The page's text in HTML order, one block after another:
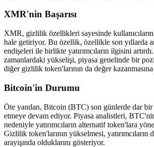
XMR'nin Başarısı
XMR, gizlilik özellikleri sayesinde
hale getiriyor. Bu özellik, özellikle son yıllarda
endişeleri ile birlikte yatırımcıların ilgisini
zamanlardaki yükselişi, piyasa genelinde bir
diğer gizlilik token'larının da değer
Bitcoin'in Durumu
Öte yandan, Bitcoin (BTC) son günlerde dar bir
etmeye devam ediyor. Piyasa analistleri,
nedeniyle yatırımcıların alternatif token'lara
Gizlilik token'larının yükselmesi, yatırımcıların
arayışında olduklarını gösteriyor.